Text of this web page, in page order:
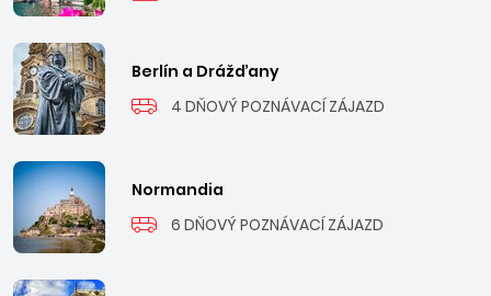
Berlín a Drážďany
4 DŇOVÝ POZNÁVACÍ ZÁJAZD
Normandia
6 DŇOVÝ POZNÁVACÍ ZÁJAZD